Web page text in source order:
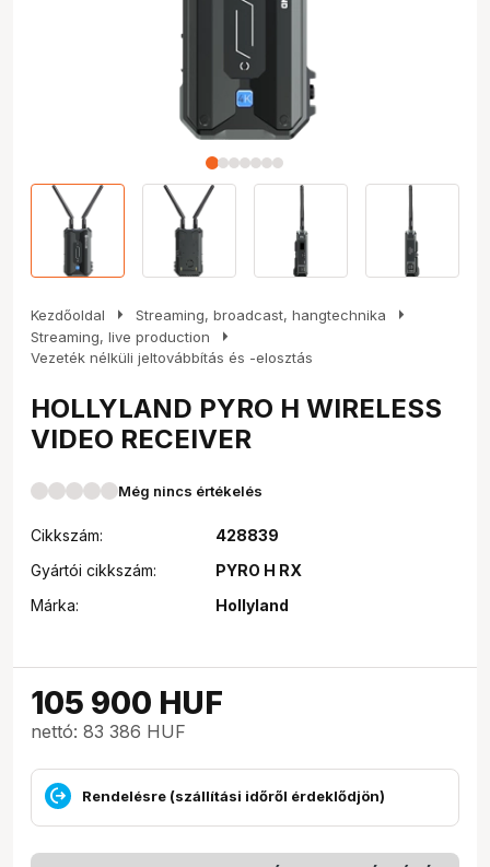
Kezdőoldal arrow_right Streaming, broadcast, hangtechnika arrow_right
Streaming, live production arrow_right
Vezeték nélküli jeltovábbítás és -elosztás
HOLLYLAND PYRO H WIRELESS
VIDEO RECEIVER
Még nincs értékelés
Cikkszám:
428839
Gyártói cikkszám:
PYRO H RX
Márka:
Hollyland
105 900 HUF
nettó: 83 386 HUF
Rendelésre (szállítási időről érdeklődjön)